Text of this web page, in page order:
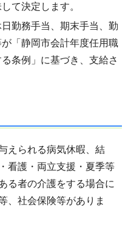
て決定します。
勤務手当、期末手当、勤
「静岡市会計年度任用職
条例」に基づき、支給さ
えられる病気休暇、結
看護・両立支援・夏季等
る者の介護をする場合に
、社会保険等がありま